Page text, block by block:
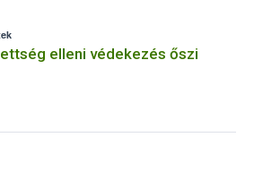
elleni védekezés őszi